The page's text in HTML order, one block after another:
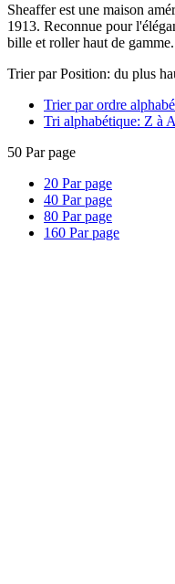
Sheaffer est une maison
1913. Reconnue pour
bille et roller haut de gamme.
Trier par Position: du plus
Trier par ordre
Tri alphabétique: Z à A
50 Par page
20 Par page
40 Par page
80 Par page
160 Par page